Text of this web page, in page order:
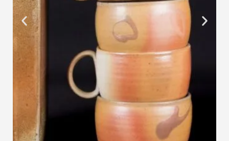
Tassen und Dosen aus dem
Salzbrand